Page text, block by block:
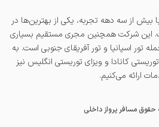
بیش از سه دهه تجربه، یکی از بهترین‌ها در
این شرکت همچنین مجری مستقیم بسیاری
تور اسپانیا و تور آفریقای جنوبی است. به
کانادا و ویزای توریستی انگلیس نیز
ارائه می‌کنیم.
حقوق مسافر پرواز داخلی